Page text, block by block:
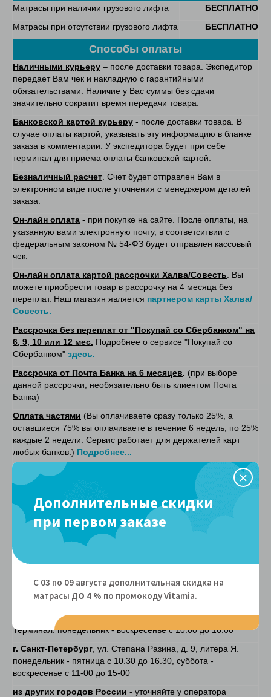
Матрасы при наличии грузового лифта
БЕСПЛАТНО
Матрасы при отсутствии грузового лифта
БЕСПЛАТНО
Способы оплаты
Наличными курьеру – после доставки товара. Экспедитор
передает Вам чек и накладную с гарантийными
обязательствами. Наличие у Вас суммы без сдачи
значительно сократит время передачи товара.
Банковской картой курьеру - после доставки товара. В
случае оплаты картой, указывать эту информацию в бланке
заказа в комментарии. У экспедитора будет при себе
терминал для приема оплаты банковской картой.
Безналичный расчет . Счет будет отправлен Вам в
электронном виде после уточнения с менеджером деталей
заказа.
Он-лайн оплата - при покупке на сайте. После оплаты, на
указанную вами электронную почту, в соответситвии с
федеральным законом № 54-ФЗ будет отправлен кассовый
чек.
Он-лайн оплата картой рассрочки Халва/Совесть . Вы
можете приобрести товар в рассрочку на 4 месяца без
переплат. Наш магазин является партнером карты Халва/
Совесть.
Рассрочка без переплат от "Покупай со Сбербанком" на
6, 9, 10 или 12 мес. Подробнее о сервисе "Покупай со
Сбербанком" здесь.
Рассрочка от Почта Банка на 6 месяцев. (при выборе
данной рассрочки, необязательно быть клиентом Почта
Банка)
Оплата частями (Вы оплачиваете сразу только 25%, а
оставшиеся 75% вы оплачиваете в течение 6 недель, по 25%
каждые 2 недели. Сервис работает для держателей карт
любых банков.) Подробнее...
Дополнительные услуги
Москвы и Московской области)
1900 руб. за 1
матрас
Утилизация старого матраса (для Санкт-
Петербурга)
1900 руб. за 1
Утилизация старого матраса (для
остальных регионов)
матрас
Самовывоз
Салтыковская, д.26, корпус 1, Новокосинский Складской
Терминал. понедельник - воскресенье с 10.00 до 16.00
г. Санкт-Петербург , ул. Степана Разина, д. 9, литера Я.
понедельник - пятница с 10.30 до 16.30, суббота -
воскресенье с 11-00 до 15-00
из других городов России - уточняйте у оператора
Дополнительные скидки
при первом заказе
С 03 по 09 августа дополнительная скидка на
матрасы ДО 4 % по промокоду Vitamiа.